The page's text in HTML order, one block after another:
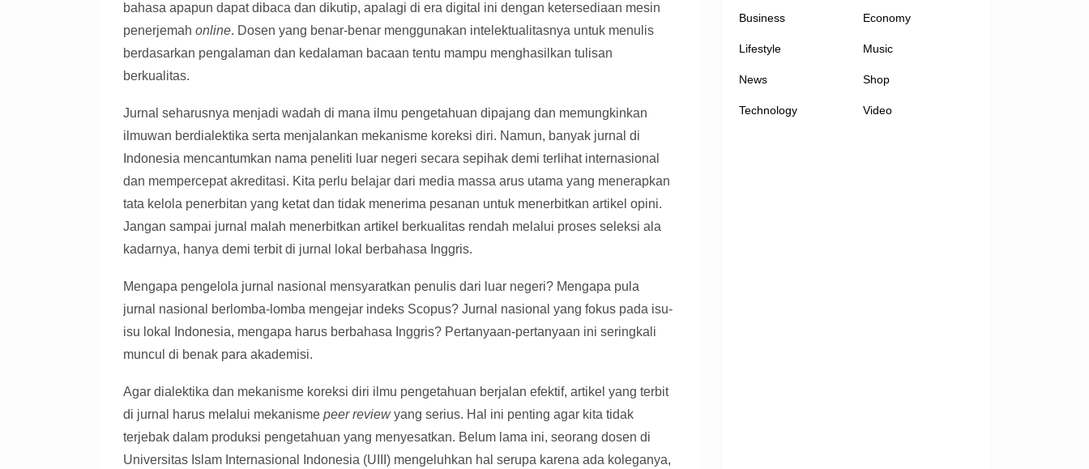
bahasa apapun dapat dibaca dan dikutip, apalagi di era digital ini dengan ketersediaan mesin
penerjemah online. Dosen yang benar-benar menggunakan intelektualitasnya untuk menulis
berdasarkan pengalaman dan kedalaman bacaan tentu mampu menghasilkan tulisan
berkualitas.
Jurnal seharusnya menjadi wadah di mana ilmu pengetahuan dipajang dan memungkinkan
ilmuwan berdialektika serta menjalankan mekanisme koreksi diri. Namun, banyak jurnal di
Indonesia mencantumkan nama peneliti luar negeri secara sepihak demi terlihat internasional
dan mempercepat akreditasi. Kita perlu belajar dari media massa arus utama yang menerapkan
tata kelola penerbitan yang ketat dan tidak menerima pesanan untuk menerbitkan artikel opini.
Jangan sampai jurnal malah menerbitkan artikel berkualitas rendah melalui proses seleksi ala
kadarnya, hanya demi terbit di jurnal lokal berbahasa Inggris.
Mengapa pengelola jurnal nasional mensyaratkan penulis dari luar negeri? Mengapa pula
jurnal nasional berlomba-lomba mengejar indeks Scopus? Jurnal nasional yang fokus pada isu-
isu lokal Indonesia, mengapa harus berbahasa Inggris? Pertanyaan-pertanyaan ini seringkali
muncul di benak para akademisi.
Agar dialektika dan mekanisme koreksi diri ilmu pengetahuan berjalan efektif, artikel yang terbit
di jurnal harus melalui mekanisme peer reviewyang serius. Hal ini penting agar kita tidak
terjebak dalam produksi pengetahuan yang menyesatkan. Belum lama ini, seorang dosen di
Universitas Islam Internasional Indonesia (UIII) mengeluhkan hal serupa karena ada koleganya,
Business Economy
Lifestyle Music
News Shop
Technology Video